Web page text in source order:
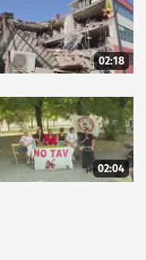
02:18
02:04